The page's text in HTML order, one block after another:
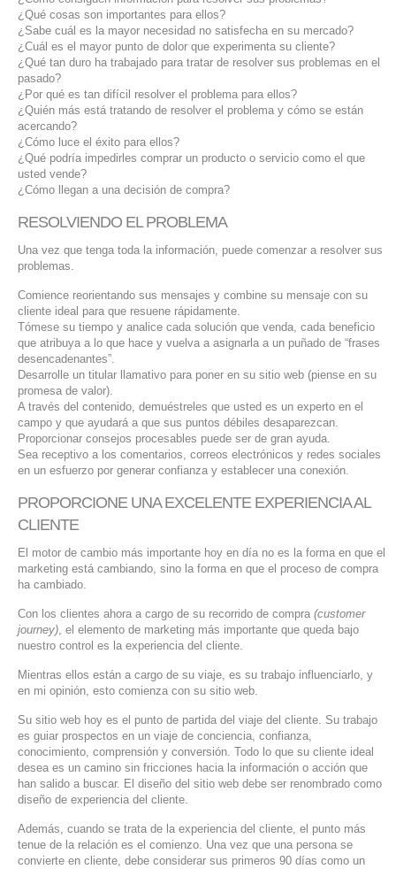
¿Qué cosas son importantes para ellos?
¿Sabe cuál es la mayor necesidad no satisfecha en su mercado?
¿Cuál es el mayor punto de dolor que experimenta su cliente?
¿Qué tan duro ha trabajado para tratar de resolver sus problemas en el
pasado?
¿Por qué es tan difícil resolver el problema para ellos?
¿Quién más está tratando de resolver el problema y cómo se están
acercando?
¿Cómo luce el éxito para ellos?
¿Qué podría impedirles comprar un producto o servicio como el que
usted vende?
¿Cómo llegan a una decisión de compra?
RESOLVIENDO EL PROBLEMA
Una vez que tenga toda la información, puede comenzar a resolver sus
problemas.
Comience reorientando sus mensajes y combine su mensaje con su
cliente ideal para que resuene rápidamente.
Tómese su tiempo y analice cada solución que venda, cada beneficio
que atribuya a lo que hace y vuelva a asignarla a un puñado de “frases
desencadenantes”.
Desarrolle un titular llamativo para poner en su sitio web (piense en su
promesa de valor).
A través del contenido, demuéstreles que usted es un experto en el
campo y que ayudará a que sus puntos débiles desaparezcan.
Proporcionar consejos procesables puede ser de gran ayuda.
Sea receptivo a los comentarios, correos electrónicos y redes sociales
en un esfuerzo por generar confianza y establecer una conexión.
PROPORCIONE UNA EXCELENTE EXPERIENCIA AL
CLIENTE
El motor de cambio más importante hoy en día no es la forma en que el
marketing está cambiando, sino la forma en que el proceso de compra
ha cambiado.
Con los clientes ahora a cargo de su recorrido de compra (customer
journey), el elemento de marketing más importante que queda bajo
nuestro control es la experiencia del cliente.
Mientras ellos están a cargo de su viaje, es su trabajo influenciarlo, y
en mi opinión, esto comienza con su sitio web.
Su sitio web hoy es el punto de partida del viaje del cliente. Su trabajo
es guiar prospectos en un viaje de conciencia, confianza,
conocimiento, comprensión y conversión. Todo lo que su cliente ideal
desea es un camino sin fricciones hacia la información o acción que
han salido a buscar. El diseño del sitio web debe ser renombrado como
diseño de experiencia del cliente.
Además, cuando se trata de la experiencia del cliente, el punto más
tenue de la relación es el comienzo. Una vez que una persona se
convierte en cliente, debe considerar sus primeros 90 días como un